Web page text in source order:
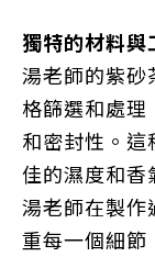
獨特的材料與
湯老師的紫砂
格篩選和處
和密封性。
佳的濕度和香
湯老師在製作
重每一個細節